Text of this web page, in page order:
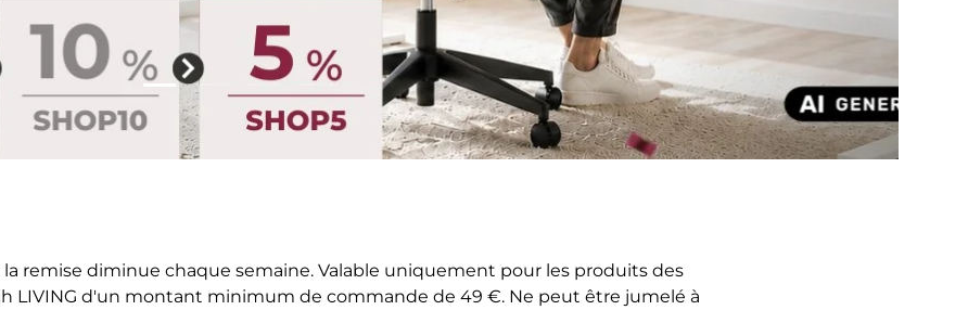
Charger la diapositive 1 de 4
Charger la diapositive 2 de 4
Charger la diapositive 3 de 4
Charger la diapositive 4 de 4
la remise diminue chaque semaine. Valable uniquement pour les produits des
LIVING d'un montant minimum de commande de 49 €. Ne peut être jumelé à